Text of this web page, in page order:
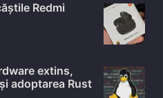
Redmi
extins,
adoptarea Rust